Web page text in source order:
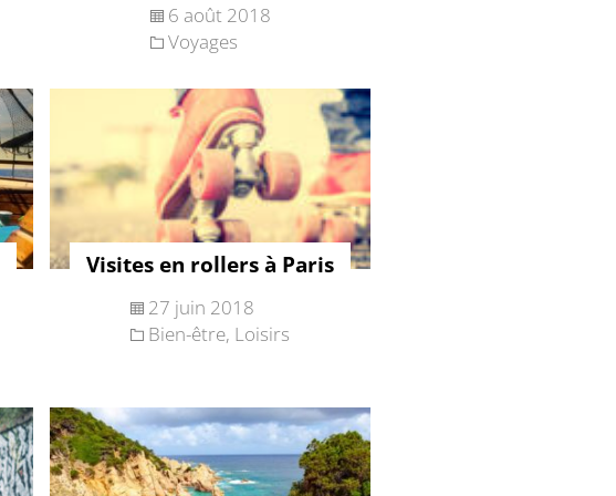
6 août 2018
Voyages
Visites en rollers à Paris
27 juin 2018
Bien-être, Loisirs